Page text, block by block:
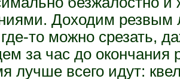
Доходим
где-то можно срезать,
за час до окончания
лучше всего идут: